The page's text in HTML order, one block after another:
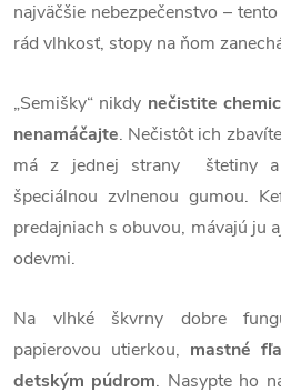
najväčšie nebezpečenstvo –
rád vlhkosť, stopy na ňom
„Semišky“ nikdy nečistite
nenamáčajte. Nečistôt ich zbavíte
má z jednej strany štetiny
špeciálnou zvlnenou gumou.
predajniach s obuvou, mávajú ju
odevmi.
Na vlhké škvrny dobre
papierovou utierkou, mastné
detským púdrom. Nasypte ho